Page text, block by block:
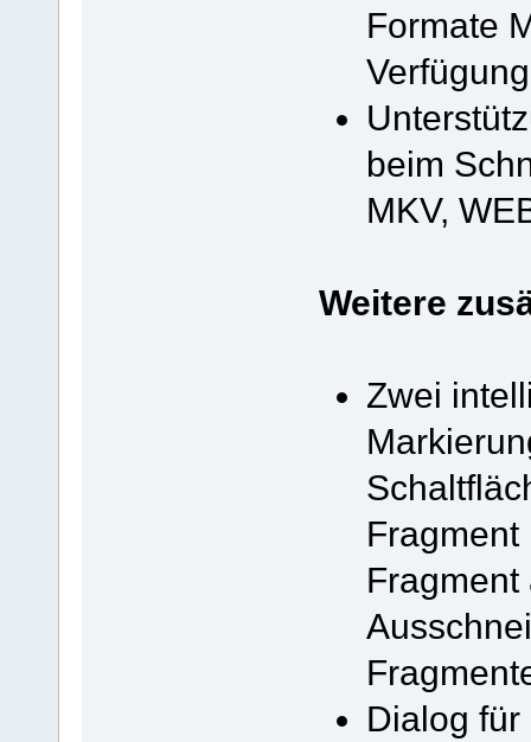
Formate
beim
MKV,
Weitere
Zwei
Fragment
Fragment
Dialog